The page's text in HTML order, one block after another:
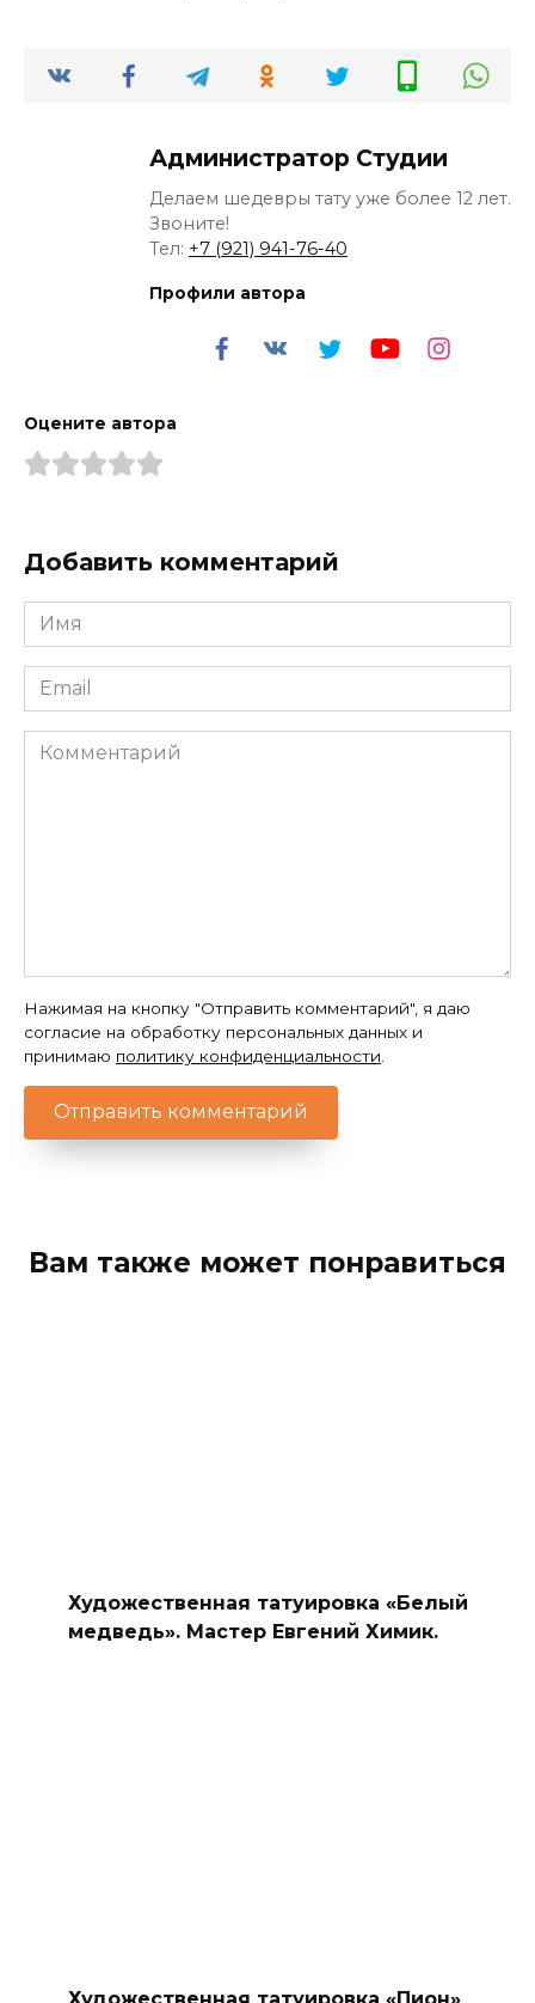
Администратор Студии
Делаем шедевры тату уже более 12 лет.
Звоните!
Тел: +7 (921) 941-76-40
Профили автора
Оцените автора
Добавить комментарий
Имя
*
Email
*
Комментарий
Нажимая на кнопку "Отправить комментарий", я даю
согласие на обработку персональных данных и
принимаю политику конфиденциальности
Вам также может понравиться
Художественная татуировка «Белый
медведь». Мастер Евгений Химик.
Художественная татуировка «Пион»